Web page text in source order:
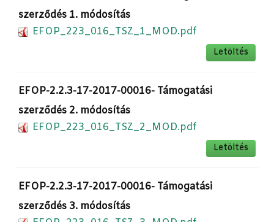
szerződés 1. módosítás
EFOP_223_016_TSZ_1_MOD.pdf
Letöltés
EFOP-2.2.3-17-2017-00016- Támogatási
szerződés 2. módosítás
EFOP_223_016_TSZ_2_MOD.pdf
Letöltés
EFOP-2.2.3-17-2017-00016- Támogatási
szerződés 3. módosítás